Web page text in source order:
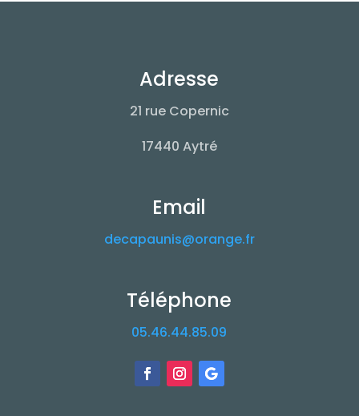
Adresse
21 rue Copernic
17440 Aytré
Email
decapaunis@orange.fr
Téléphone
05.46.44.85.09